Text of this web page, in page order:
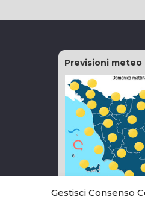
Gestisci Consenso
Previsioni meteo